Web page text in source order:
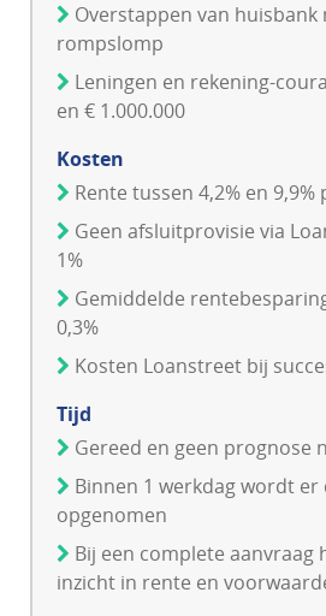
Overstappen van huisbank
rompslomp
Leningen en rekening-
en € 1.000.000
Kosten
Rente tussen 4,2% en 9,9%
Geen afsluitprovisie via
1%
Gemiddelde
0,3%
Kosten Loanstreet bij
Tijd
Gereed en geen prognose
Binnen 1 werkdag wordt
opgenomen
Bij een complete aanvraag
inzicht in rente en